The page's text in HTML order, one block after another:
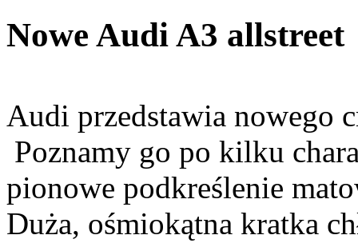
Nowe Audi A3 allstreet
Audi przedstawia nowego
Poznamy go po kilku
pionowe podkreślenie
Duża, ośmiokątna kratka